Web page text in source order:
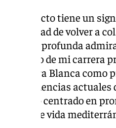
proyecto tiene un
de volver a
una profunda
al inicio de mi carrera
a Sierra Blanca como
las tendencias
centrado en
estilo de vida